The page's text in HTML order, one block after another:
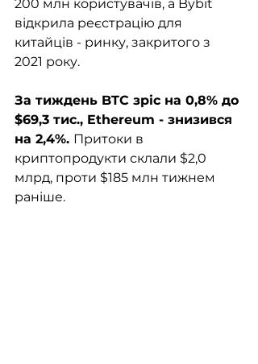
200 млн користувачів, а Bybit
відкрила реєстрацію для
китайців - ринку, закритого з
2021 року.
За тиждень BTC зріс на 0,8% до
$69,3 тис., Ethereum - знизився
на 2,4%. Притоки в
криптопродукти склали $2,0
млрд, проти $185 млн тижнем
раніше.